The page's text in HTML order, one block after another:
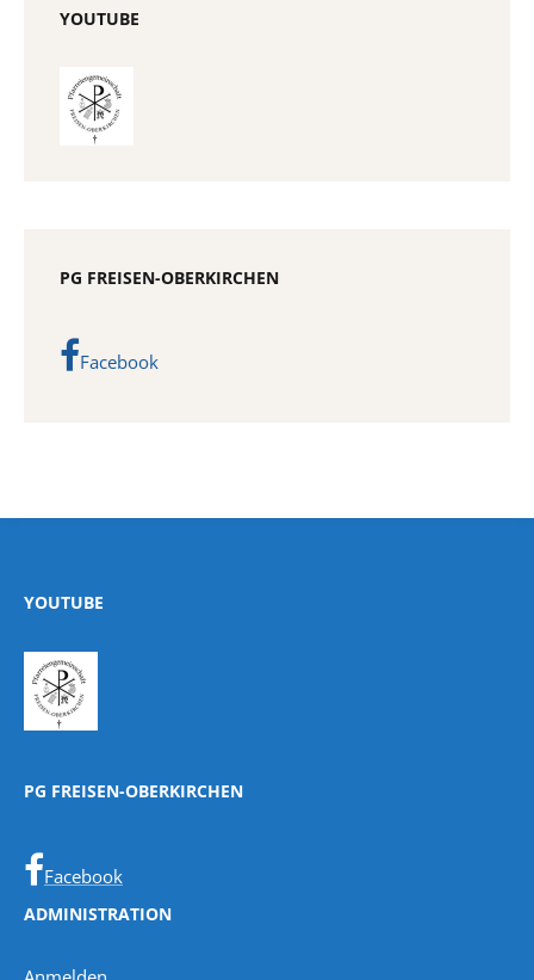
YOUTUBE
PG FREISEN-OBERKIRCHEN
Facebook
YOUTUBE
PG FREISEN-OBERKIRCHEN
Facebook
ADMINISTRATION